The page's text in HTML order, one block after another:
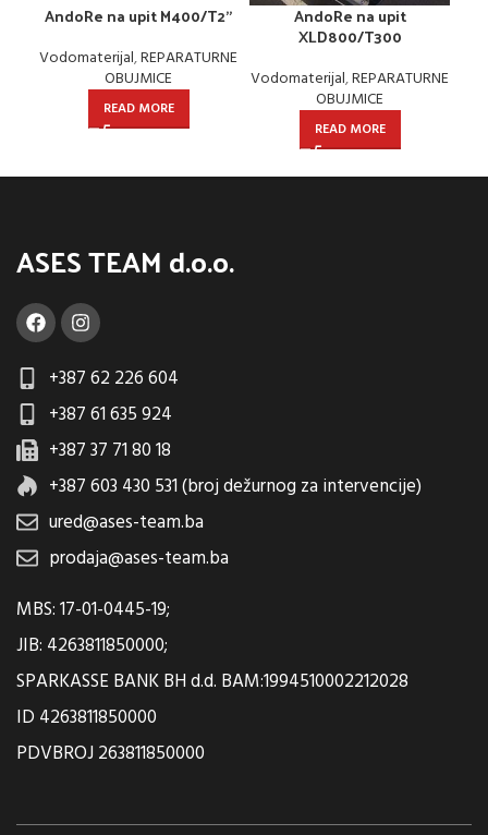
AndoRe na upit M400/T2”
Vodomaterijal,REPARATURNE
OBUJMICE
READ MORE
AndoRe na upit
XLD800/T300
Vodomaterijal,REPARATURNE
OBUJMICE
READ MORE
ASES TEAM d.o.o.
+387 62 226 604
+387 61 635 924
+387 37 71 80 18
+387 603 430 531 (broj dežurnog za intervencije)
ured@ases-team.ba
prodaja@ases-team.ba
MBS: 17-01-0445-19;
JIB: 4263811850000;
SPARKASSE BANK BH d.d. BAM:1994510002212028
ID 4263811850000
PDVBROJ 263811850000